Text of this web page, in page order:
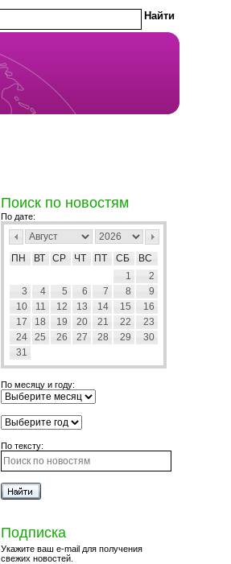
Поиск по новостям
По дате:
ПН ВТ СР ЧТ ПТ СБ
ВС
1
2
3
4 5 6 7 8
9
10
11 12 13 14 15
16
17
18 19 20 21 22
23
24
25 26 27 28 29
30
31
По месяцу и году:
По тексту:
Подписка
Укажите ваш e-mail для получения
свежих новостей.